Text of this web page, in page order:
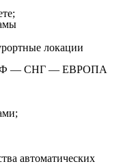
локации
РФ — СНГ — ЕВРОПА
автоматических